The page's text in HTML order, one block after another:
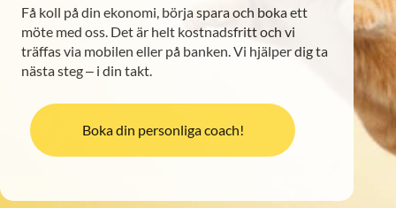
Få koll på din ekonomi, börja spara och boka ett
möte med oss. Det är helt kostnadsfritt och vi
träffas via mobilen eller på banken. Vi hjälper dig ta
nästa steg – i din takt.
Boka din personliga coach!